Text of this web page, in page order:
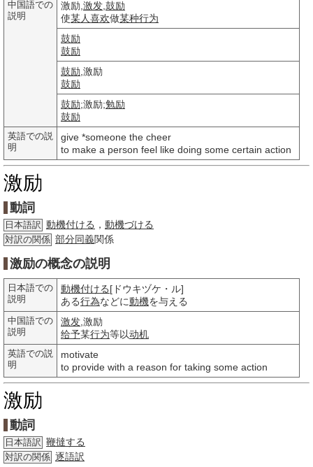
中国語での
説明
激励, 激发 鼓励
使某人喜欢做某种行为
鼓励
鼓励
鼓励 ,激励
鼓励
鼓励;激励;勉励
鼓励
英語での説
明
give *someone the cheer
to make a person feel like doing some certain action
激励
動詞
日本語訳 動機付ける ， 動機づける
対訳の関係 部分同義関係
激励の概念の説明
日本語での
説明
動機付ける[ドウキヅケ・ル]
ある行為などに動機を与える
中国語での
説明
激发 ,激励
给予某行为等以动机
英語での説
明
motivate
to provide with a reason for taking some action
激励
動詞
日本語訳 鞭撻する
対訳の関係 逐語訳